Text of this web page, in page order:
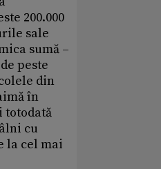
200.000
sale
sumă –
peste
din
în
totodată
cu
la cel mai